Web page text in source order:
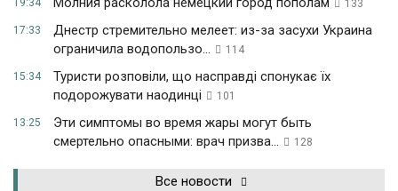
19:34 133
17:33
Днестр стремительно мелеет: из-за засухи Украина
ограничила водопользо...
114
15:34
Туристи розповіли, що насправді спонукає їх
подорожувати наодинці
101
13:25
Эти симптомы во время жары могут быть
смертельно опасными: врач призва...
128
Все новости